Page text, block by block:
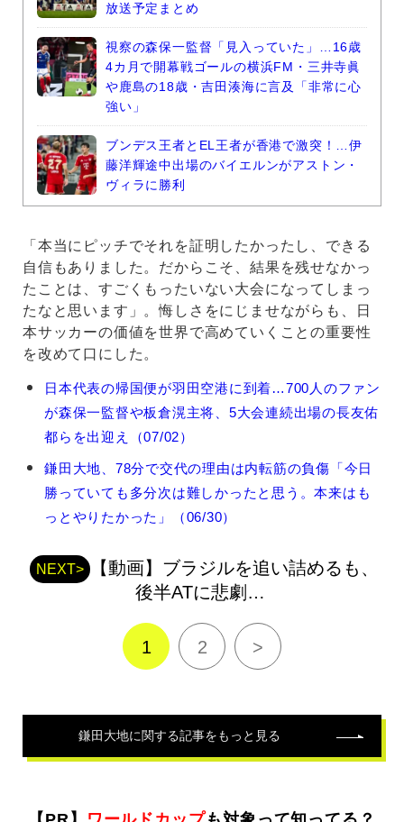
放送予定まとめ
視察の森保一監督「見入っていた」…16歳
4カ月で開幕戦ゴールの横浜FM・三井寺眞
や鹿島の18歳・吉田湊海に言及「非常に心
強い」
ブンデス王者とEL王者が香港で激突！…伊
藤洋輝途中出場のバイエルンがアストン・
ヴィラに勝利
「本当にピッチでそれを証明したかったし、できる
自信もありました。だからこそ、結果を残せなかっ
たことは、すごくもったいない大会になってしまっ
たなと思います」。悔しさをにじませながらも、日
本サッカーの価値を世界で高めていくことの重要性
を改めて口にした。
鎌
関
日本代表の帰国便が羽田空港に到着…700人のファン
が森保一監督や板倉滉主将、5大会連続出場の長友佑
都らを出迎え（07/02）
鎌田大地、78分で交代の理由は内転筋の負傷「今日
勝っていても多分次は難しかったと思う。本来はも
っとやりたかった」（06/30）
NEXT>
【動画】ブラジルを追い詰めるも、
後半ATに悲劇…
1 2 >
鎌田大地に関する記事をもっと見る